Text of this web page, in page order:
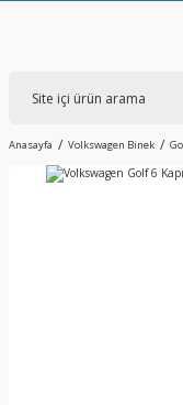
Anasayfa Volkswagen Binek